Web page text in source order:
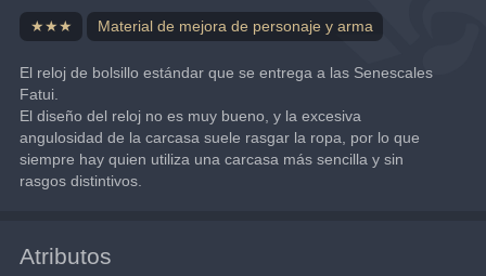
★★★ Material de mejora de personaje y arma
El reloj de bolsillo estándar que se entrega a las Senescales
Fatui.
El diseño del reloj no es muy bueno, y la excesiva
angulosidad de la carcasa suele rasgar la ropa, por lo que
siempre hay quien utiliza una carcasa más sencilla y sin
rasgos distintivos.
Atributos